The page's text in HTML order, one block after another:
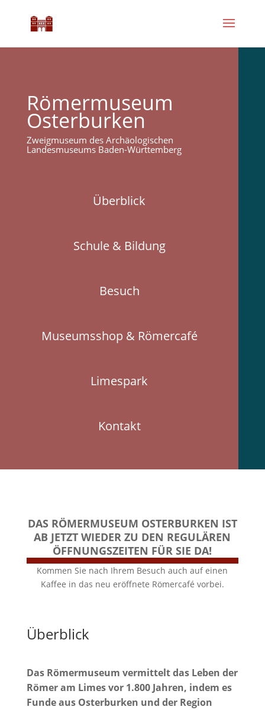
Römermuseum
Osterburken
Zweigmuseum des Archäologischen
Landesmuseums Baden-Württemberg
Überblick
Schule & Bildung
Besuch
Museumsshop & Römercafé
Limespark
Kontakt
DAS RÖMERMUSEUM OSTERBURKEN IST
AB JETZT WIEDER ZU DEN REGULÄREN
ÖFFNUNGSZEITEN FÜR SIE DA!
Kommen Sie nach Ihrem Besuch auch auf einen
Kaffee in das neu eröffnete Römercafé vorbei.
Überblick
Das Römermuseum vermittelt das Leben der
Römer am Limes vor 1.800 Jahren, indem es
Funde aus Osterburken und der Region